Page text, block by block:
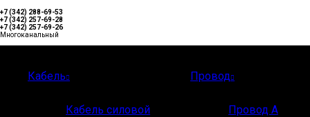
+7 (342) 288-69-53
+7 (342) 257-69-28
+7 (342) 257-69-26
Многоканальный
Кабель
Кабель силовой
Провод
Провод А